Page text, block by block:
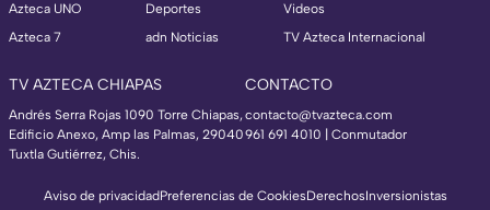
Azteca UNO
Azteca 7
Deportes
adn Noticias
Videos
TV Azteca Internacional
TV AZTECA CHIAPAS
Andrés Serra Rojas 1090 Torre Chiapas,
Edificio Anexo, Amp las Palmas, 29040
Tuxtla Gutiérrez, Chis.
CONTACTO
contacto@tvazteca.com
961 691 4010 | Conmutador
Aviso de privacidadPreferencias de CookiesDerechosInversionistas